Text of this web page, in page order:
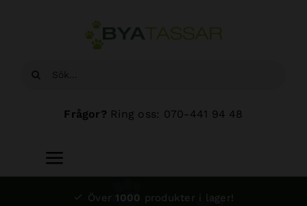
Sök
Frågor? Ring oss: 070-441 94 48
Toggle
Navigation
Över 1000 produkter i lager!